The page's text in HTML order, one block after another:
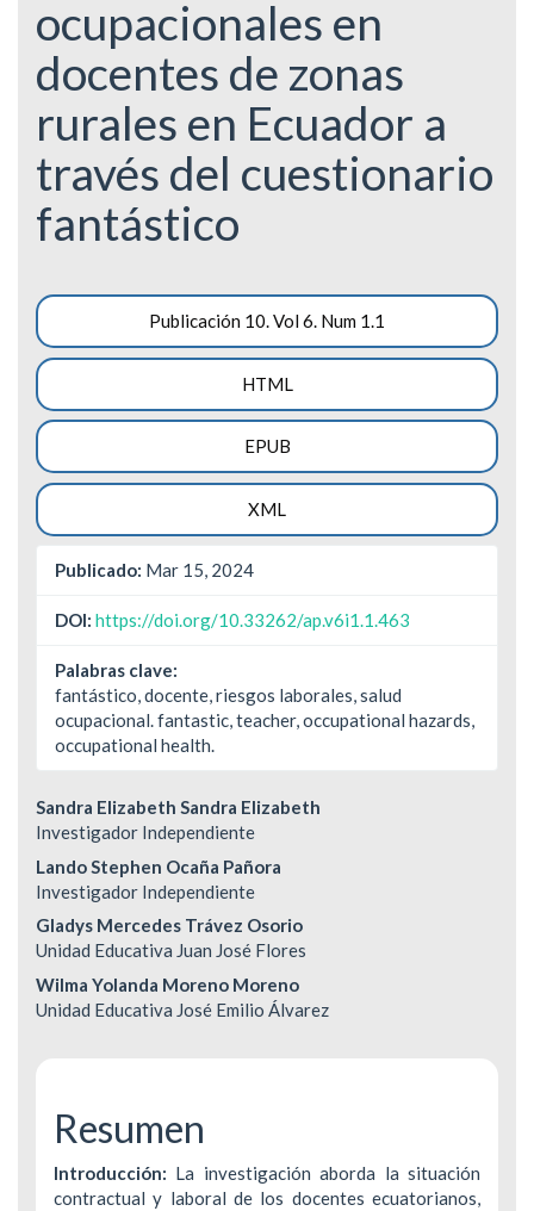
ocupacionales en
docentes de zonas
rurales en Ecuador a
través del cuestionario
fantástico
Barra
lateral
del
artículo
Publicación 10. Vol 6. Num 1.1
HTML
EPUB
XML
Publicado: Mar 15, 2024
DOI: https://doi.org/10.33262/ap.v6i1.1.463
Palabras clave:
fantástico, docente, riesgos laborales, salud
ocupacional. fantastic, teacher, occupational hazards,
occupational health.
Contenido
principal
del
artículo
Sandra Elizabeth Sandra Elizabeth
Investigador Independiente
Lando Stephen Ocaña Pañora
Investigador Independiente
Gladys Mercedes Trávez Osorio
Unidad Educativa Juan José Flores
Wilma Yolanda Moreno Moreno
Unidad Educativa José Emilio Álvarez
Resumen
Introducción: La investigación aborda la situación
contractual y laboral de los docentes ecuatorianos,